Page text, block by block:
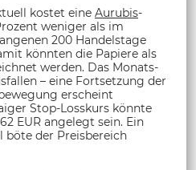
kostet eine Aurubis-
weniger als im
200 Handelstage
könnten die Papiere als
werden. Das Monats-
– eine Fortsetzung der
erscheint
Stop-Losskurs könnte
EUR angelegt sein. Ein
böte der Preisbereich